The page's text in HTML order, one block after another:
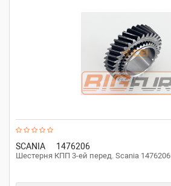
SCANIA 1476206
Шестерня КПП 3-ей перед. Scania 1476206